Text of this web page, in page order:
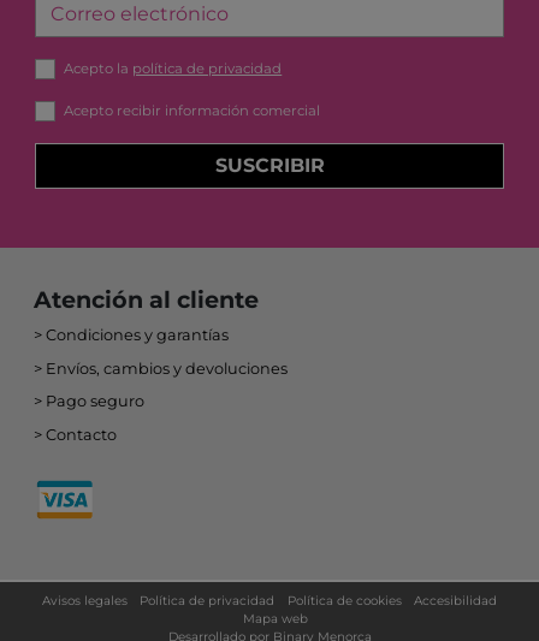
Correo electrónico
Acepto la política de privacidad
Acepto recibir información comercial
SUSCRIBIR
Atención al cliente
Condiciones y garantías
Envíos, cambios y devoluciones
Pago seguro
Contacto
Avisos legales Política de privacidad Política de cookies
Accesibilidad
Mapa web
Desarrollado por Binary Menorca